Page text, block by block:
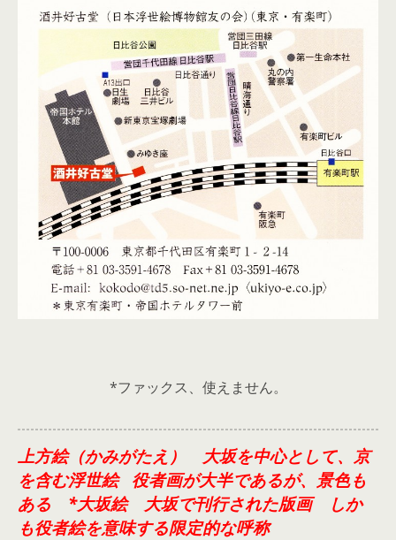
*ファックス、使えません。
上方絵（かみがたえ） 大坂を中心として、京
を含む浮世絵 役者画が大半であるが、景色も
ある *大坂絵 大坂で刊行された版画 しか
も役者絵を意味する限定的な呼称